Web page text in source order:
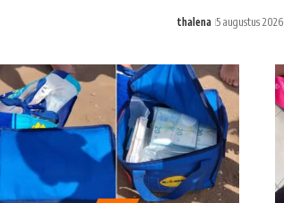
thalena 5 augustus 2026